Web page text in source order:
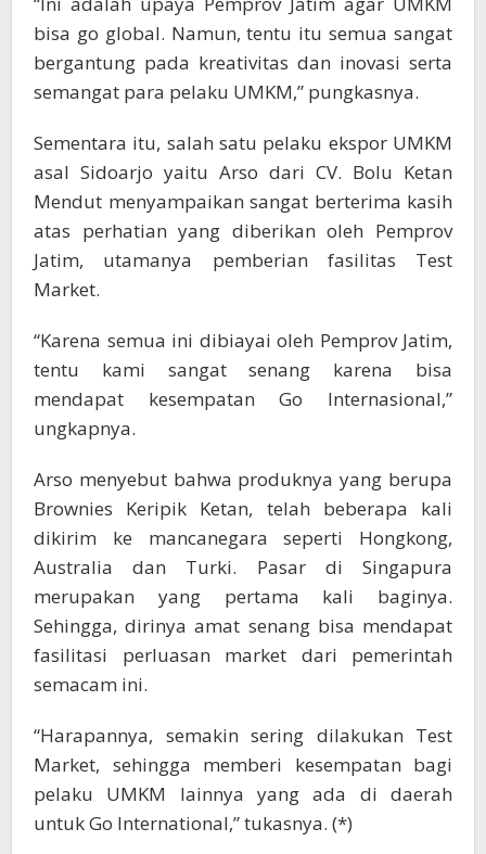
bisa go global. Namun, tentu itu semua sangat
bergantung pada kreativitas dan inovasi serta
semangat para pelaku UMKM,” pungkasnya.
Sementara itu, salah satu pelaku ekspor UMKM
asal Sidoarjo yaitu Arso dari CV. Bolu Ketan
Mendut menyampaikan sangat berterima kasih
atas perhatian yang diberikan oleh Pemprov
Jatim, utamanya pemberian fasilitas Test
Market.
“Karena semua ini dibiayai oleh Pemprov Jatim,
tentu kami sangat senang karena bisa
mendapat kesempatan Go Internasional,”
ungkapnya.
Arso menyebut bahwa produknya yang berupa
Brownies Keripik Ketan, telah beberapa kali
dikirim ke mancanegara seperti Hongkong,
Australia dan Turki. Pasar di Singapura
merupakan yang pertama kali baginya.
Sehingga, dirinya amat senang bisa mendapat
fasilitasi perluasan market dari pemerintah
semacam ini.
“Harapannya, semakin sering dilakukan Test
Market, sehingga memberi kesempatan bagi
pelaku UMKM lainnya yang ada di daerah
untuk Go International,” tukasnya. (*)